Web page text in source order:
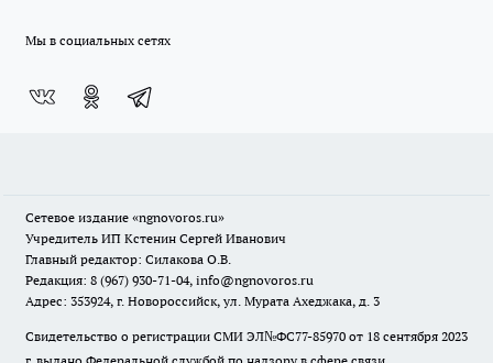
Мы в социальных сетях
Сетевое издание «ngnovoros.ru»
Учредитель ИП Кстенин Сергей Иванович
Главный редактор: Силакова О.В.
Редакция: 8 (967) 930-71-04, info@ngnovoros.ru
Адрес: 353924, г. Новороссийск, ул. Мурата Ахеджака, д. 3
Свидетельство о регистрации СМИ ЭЛ№ФС77-85970 от 18 сентября 2023